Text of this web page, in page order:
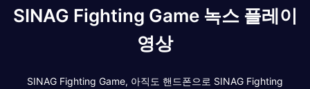
SINAG Fighting Game 녹스 플레이
영상
SINAG Fighting Game, 아직도 핸드폰으로 SINAG Fighting